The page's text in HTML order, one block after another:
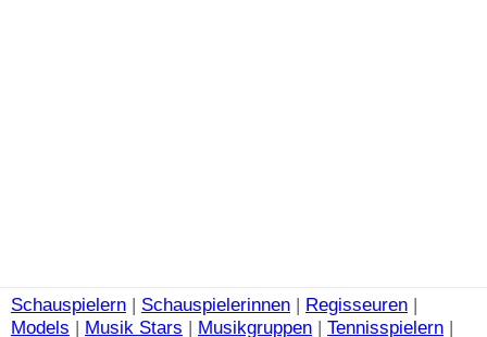
Schauspielern | Schauspielerinnen | Regisseuren |
Models | Musik Stars | Musikgruppen | Tennisspielern |